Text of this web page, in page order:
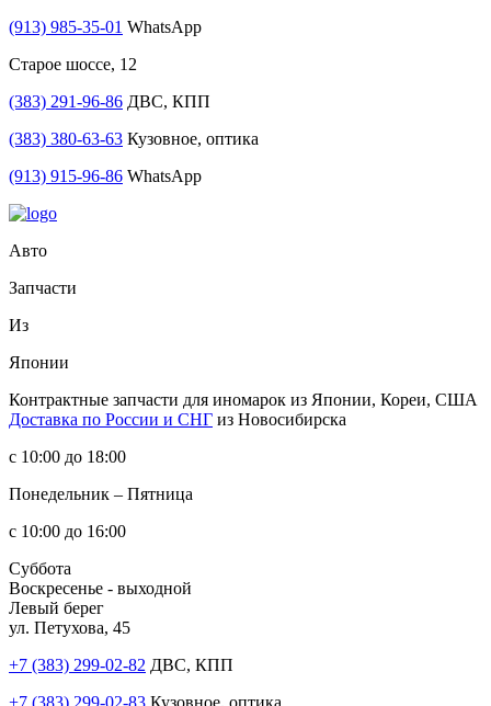
(913) 985-35-01 WhatsApp
Старое шоссе, 12
(383) 291-96-86 ДВС, КПП
(383) 380-63-63 Кузовное, оптика
(913) 915-96-86 WhatsApp
Авто
Запчасти
Из
Японии
Контрактные запчасти для иномарок из Японии, Кореи, США
Доставка по России и СНГ из Новосибирска
с 10:00 до 18:00
Понедельник – Пятница
с 10:00 до 16:00
Суббота
Воскресенье - выходной
Левый берег
ул. Петухова, 45
+7 (383) 299-02-82 ДВС, КПП
+7 (383) 299-02-83 Кузовное, оптика